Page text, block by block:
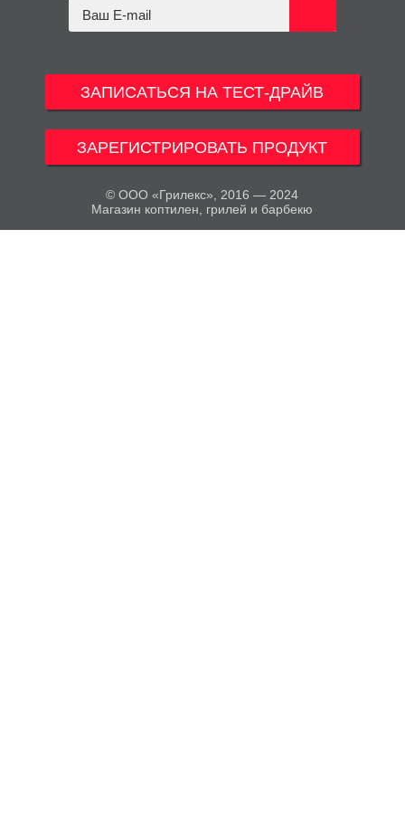
ЗАПИСАТЬСЯ НА ТЕСТ-ДРАЙВ
ЗАРЕГИСТРИРОВАТЬ ПРОДУКТ
© ООО «Грилекс», 2016 — 2024
Магазин коптилен, грилей и барбекю